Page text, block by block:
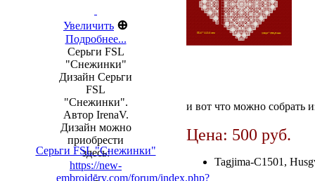
Увеличить ⊕
Подробнее...
Серьги FSL
"Снежинки"
Дизайн Серьги
FSL
"Снежинки".
Автор IrenaV.
Дизайн можно
приобрести
здесь:
https://new-
embroidery.com/forum/index.php?
Серьги FSL "Снежинки"
и вот что можно собрать
Цена: 500 руб.
Tagjima-C1501,